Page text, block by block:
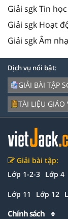
Giải sgk Tin học
Giải sgk Hoạt
Giải sgk Âm
Dịch vụ nổi bật:
GIẢI BÀI TẬP
TÀI LIỆU GIÁO
Giải bài tập:
Lớp 1-2-3 Lớp 4
Lớp 11 Lớp 12
Chính sách